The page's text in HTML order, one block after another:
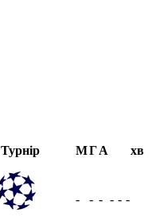
Турнір МГА хв
- - - - - -